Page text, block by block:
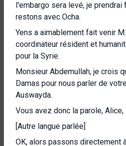
l'embargo sera levé, je prendrai
restons avec Ocha.
Yens a aimablement fait venir
coordinateur résident et
pour la Syrie.
Monsieur Abdemullah, je crois
Damas pour nous parler de
Auswayda.
Vous avez donc la parole,
[Autre langue parlée]
OK, alors passons directement